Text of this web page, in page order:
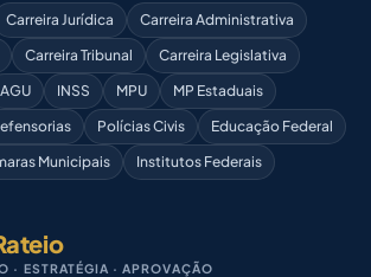
Carreira Jurídica
Carreira Administrativa
Carreira Tribunal
Carreira Legislativa
AGU INSS MPU
MP Estaduais
Polícias Civis
Educação Federal
Municipais Institutos Federais
· ESTRATÉGIA · APROVAÇÃO